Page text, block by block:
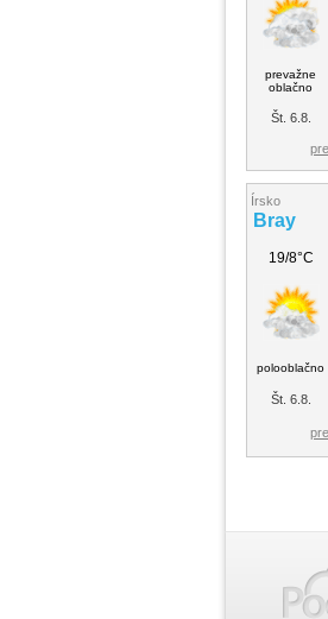
prevažne
oblačno
Št. 6.8.
Írsko
Bray
19/8°C
polooblačno
Št. 6.8.